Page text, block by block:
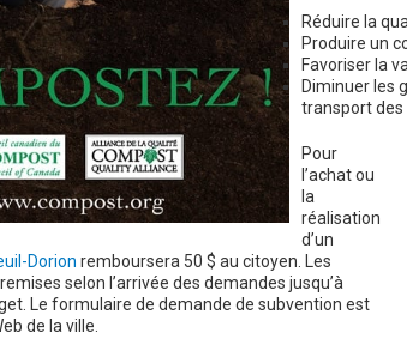
Réduire la
Produire un
Favoriser la
Diminuer les
transport des
Pour
l’achat ou
la
réalisation
d’un
Dorion remboursera 50 $ au citoyen. Les
selon l’arrivée des demandes jusqu’à
Le formulaire de demande de subvention est
de la ville.